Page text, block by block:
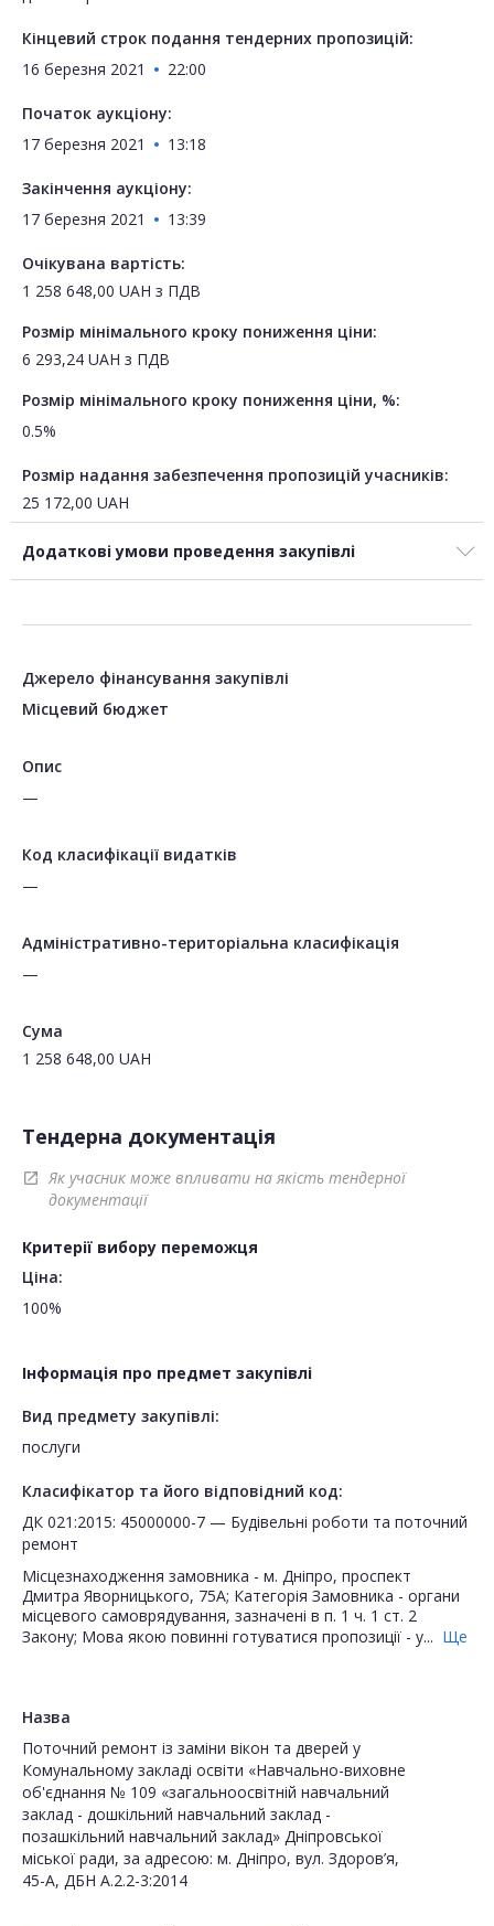
Кінцевий строк подання тендерних пропозицій:
16 березня 2021
22:00
Початок аукціону:
17 березня 2021
13:18
Закінчення аукціону:
17 березня 2021
13:39
Очікувана вартість:
1 258 648,00 UAH з ПДВ
Розмір мінімального кроку пониження ціни:
6 293,24 UAH з ПДВ
Розмір мінімального кроку пониження ціни, %:
0.5%
Розмір надання забезпечення пропозицій учасників:
25 172,00 UAH
Додаткові умови проведення закупівлі
Джерело фінансування закупівлі
Місцевий бюджет
Опис
—
Код класифікації видатків
—
Адміністративно-територіальна класифікація
—
Сума
1 258 648,00 UAH
Тендерна документація
open_in_new
Як учасник може впливати на якість тендерної
документації
Критерії вибору переможця
Ціна:
100%
Інформація про предмет закупівлі
Вид предмету закупівлі:
послуги
Класифікатор та його відповідний код:
ДК 021:2015: 45000000-7 — Будівельні роботи та поточний
ремонт
Місцезнаходження замовника - м. Дніпро, проспект
Дмитра Яворницького, 75А; Категорія Замовника - органи
місцевого самоврядування, зазначені в п. 1 ч. 1 ст. 2
Закону; Мова якою повинні готуватися пропозиції - у... Ще
Назва
Поточний ремонт із заміни вікон та дверей у
Комунальному закладі освіти «Навчально-виховне
об'єднання № 109 «загальноосвітній навчальний
заклад - дошкільний навчальний заклад -
позашкільний навчальний заклад» Дніпровської
міської ради, за адресою: м. Дніпро, вул. Здоров’я,
45-А, ДБН А.2.2-3:2014